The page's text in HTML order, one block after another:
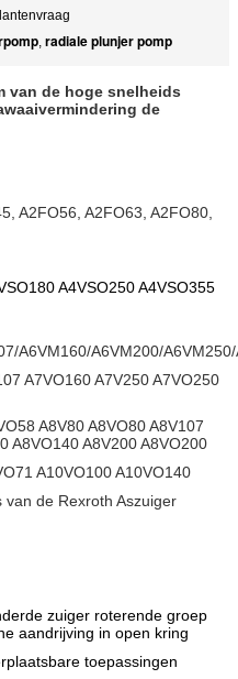
, radiale plunjer pomp
van de hoge snelheids
de
A2FO56, A2FO63, A2FO80,
A4VSO250 A4VSO355
A6VM160/A6VM200/
A7VO160 A7V250 A7VO250
A8V80 A8VO80 A8V107
A8VO140 A8V200 A8VO200
A10VO100 A10VO140
de Rexroth Aszuiger
zuiger roterende groep
aandrijving in open kring
toepassingen